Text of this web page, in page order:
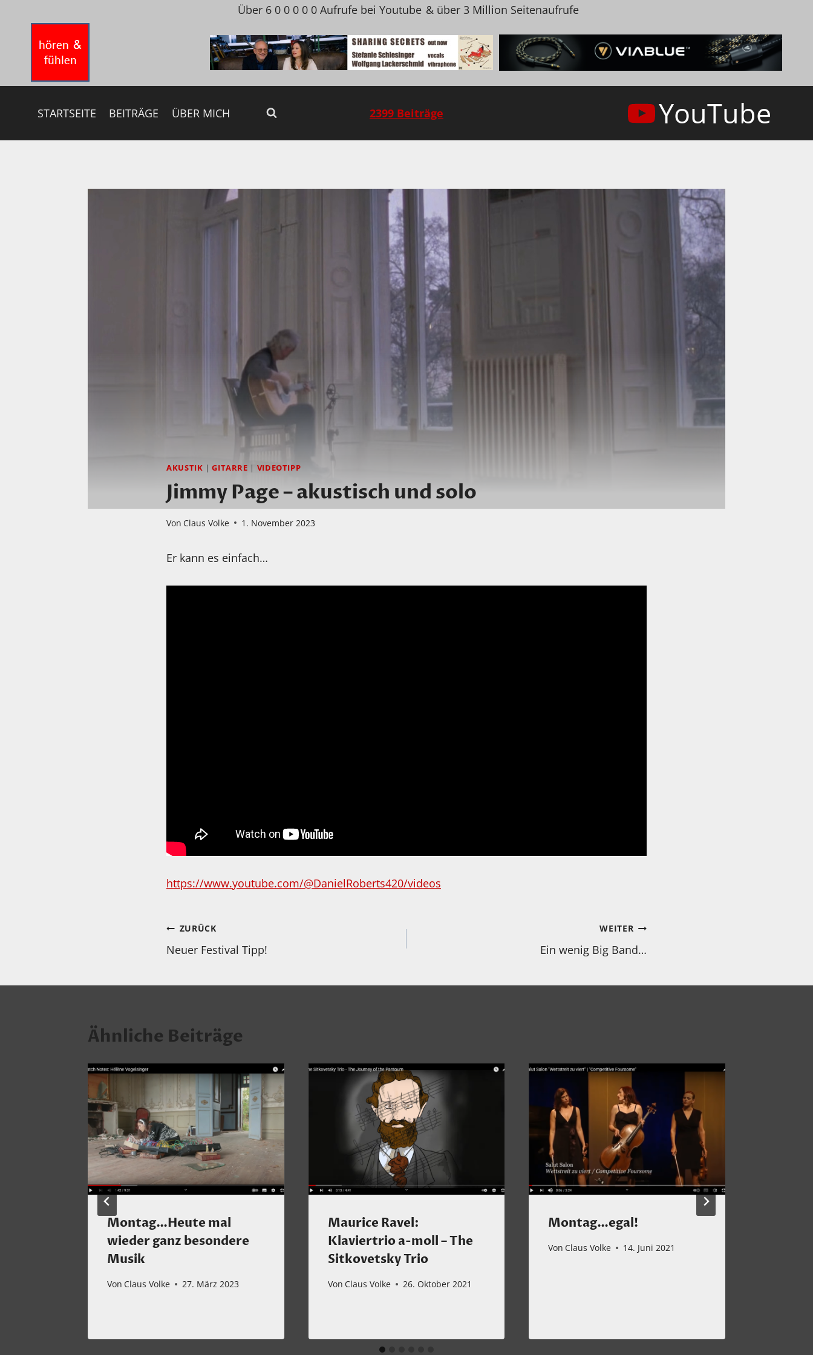
springen
Über 6 0 0 0 0 0 Aufrufe bei Youtube & über 3 Million Seitenaufrufe
STARTSEITE BEITRÄGE ÜBER MICH 2399 Beiträge YouTube
AKUSTIK |GITARRE | VIDEOTIPP
Jimmy Page – akustisch und solo
Von Claus Volke 1. November 2023
Er kann es einfach…
https://www.youtube.com/@DanielRoberts420/videos
Beitragsnavigation
ZURÜCK
Neuer Festival Tipp!
WEITER
Ein wenig Big Band…
Ähnliche Beiträge
Montag…Heute mal
wieder ganz besondere
Musik
Von Claus Volke 27. März 2023
Maurice Ravel:
Klaviertrio a-moll – The
Sitkovetsky Trio
Von Claus Volke 26. Oktober 2021
Montag…egal!
Von Claus Volke 14. Juni 2021